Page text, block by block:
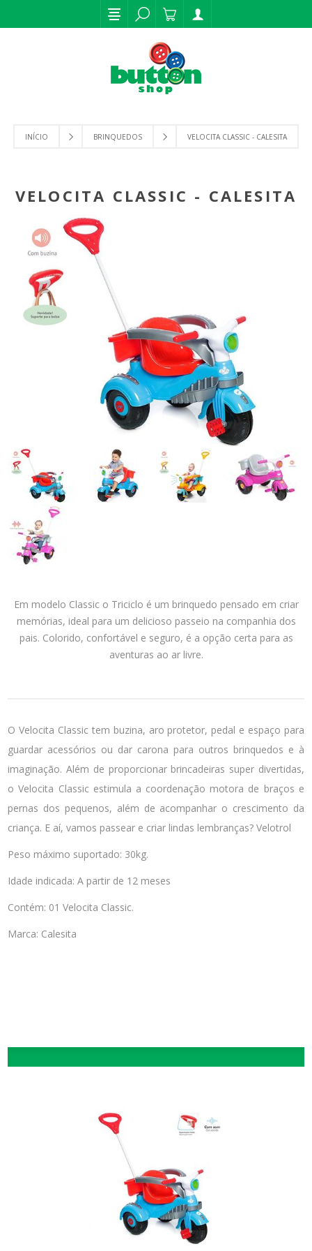
INÍCIO BRINQUEDOS VELOCITA CLASSIC - CALESITA
VELOCITA CLASSIC - CALESITA
Em modelo Classic o Triciclo é um brinquedo pensado em criar
memórias, ideal para um delicioso passeio na companhia dos
pais. Colorido, confortável e seguro, é a opção certa para as
aventuras ao ar livre.
O Velocita Classic tem buzina, aro protetor, pedal e espaço para
guardar acessórios ou dar carona para outros brinquedos e à
imaginação. Além de proporcionar brincadeiras super divertidas,
o Velocita Classic estimula a coordenação motora de braços e
pernas dos pequenos, além de acompanhar o crescimento da
criança. E aí, vamos passear e criar lindas lembranças? Velotrol
Peso máximo suportado: 30kg.
Idade indicada: A partir de 12 meses
Contém: 01 Velocita Classic.
Marca: Calesita